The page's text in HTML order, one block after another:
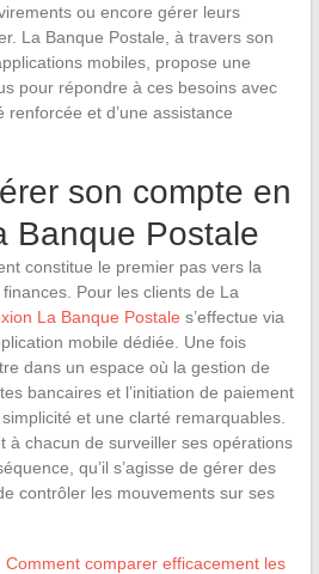
ou encore gérer leurs
La Banque Postale, à travers son
mobiles, propose une
pour répondre à ces besoins avec
renforcée et d’une assistance
son compte en
Banque Postale
constitue le premier pas vers la
Pour les clients de La
La Banque Postale s’effectue via
mobile dédiée. Une fois
dans un espace où la gestion de
bancaires et l’initiation de paiement
et une clarté remarquables.
à chacun de surveiller ses opérations
qu’il s’agisse de gérer des
contrôler les mouvements sur ses
Comment comparer efficacement les